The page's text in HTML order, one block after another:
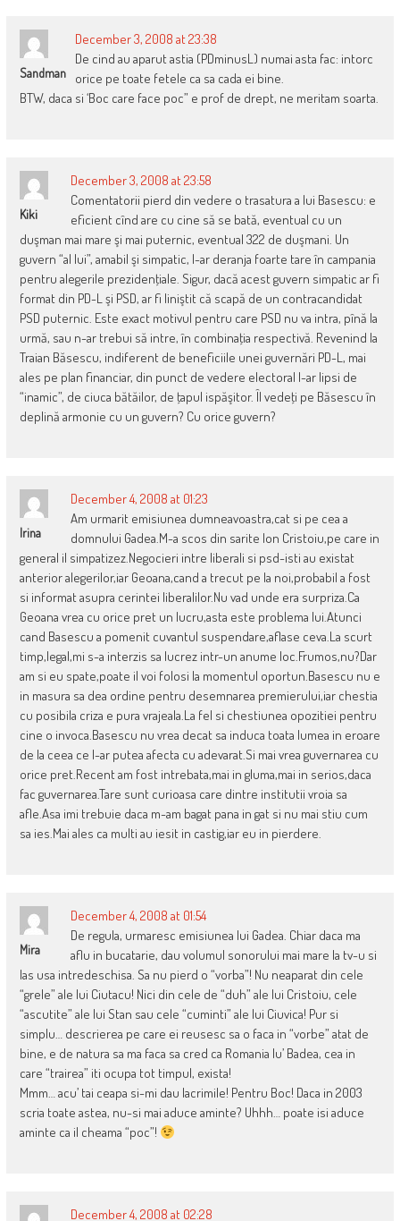
Sandman
December 3, 2008 at 23:38
De cind au aparut astia (PDminusL) numai asta fac: intorc
orice pe toate fetele ca sa cada ei bine.
BTW, daca si ‘Boc care face poc” e prof de drept, ne meritam soarta.
Kiki
December 3, 2008 at 23:58
Comentatorii pierd din vedere o trasatura a lui Basescu: e
eficient cînd are cu cine să se bată, eventual cu un
duşman mai mare şi mai puternic, eventual 322 de duşmani. Un
guvern “al lui”, amabil şi simpatic, l-ar deranja foarte tare în campania
pentru alegerile prezidenţiale. Sigur, dacă acest guvern simpatic ar fi
format din PD-L şi PSD, ar fi liniştit că scapă de un contracandidat
PSD puternic. Este exact motivul pentru care PSD nu va intra, pînă la
urmă, sau n-ar trebui să intre, în combinaţia respectivă. Revenind la
Traian Băsescu, indiferent de beneficiile unei guvernări PD-L, mai
ales pe plan financiar, din punct de vedere electoral l-ar lipsi de
“inamic”, de ciuca bătăilor, de ţapul ispăşitor. Îl vedeţi pe Băsescu în
deplină armonie cu un guvern? Cu orice guvern?
Irina
December 4, 2008 at 01:23
Am urmarit emisiunea dumneavoastra,cat si pe cea a
domnului Gadea.M-a scos din sarite Ion Cristoiu,pe care in
general il simpatizez.Negocieri intre liberali si psd-isti au existat
anterior alegerilor,iar Geoana,cand a trecut pe la noi,probabil a fost
si informat asupra cerintei liberalilor.Nu vad unde era surpriza.Ca
Geoana vrea cu orice pret un lucru,asta este problema lui.Atunci
cand Basescu a pomenit cuvantul suspendare,aflase ceva.La scurt
timp,legal,mi s-a interzis sa lucrez intr-un anume loc.Frumos,nu?Dar
am si eu spate,poate il voi folosi la momentul oportun.Basescu nu e
in masura sa dea ordine pentru desemnarea premierului,iar chestia
cu posibila criza e pura vrajeala.La fel si chestiunea opozitiei pentru
cine o invoca.Basescu nu vrea decat sa induca toata lumea in eroare
de la ceea ce l-ar putea afecta cu adevarat.Si mai vrea guvernarea cu
orice pret.Recent am fost intrebata,mai in gluma,mai in serios,daca
fac guvernarea.Tare sunt curioasa care dintre institutii vroia sa
afle.Asa imi trebuie daca m-am bagat pana in gat si nu mai stiu cum
sa ies.Mai ales ca multi au iesit in castig,iar eu in pierdere.
Mira
December 4, 2008 at 01:54
De regula, urmaresc emisiunea lui Gadea. Chiar daca ma
aflu in bucatarie, dau volumul sonorului mai mare la tv-u si
las usa intredeschisa. Sa nu pierd o “vorba”! Nu neaparat din cele
“grele” ale lui Ciutacu! Nici din cele de “duh” ale lui Cristoiu, cele
“ascutite” ale lui Stan sau cele “cuminti” ale lui Ciuvica! Pur si
simplu… descrierea pe care ei reusesc sa o faca in “vorbe” atat de
bine, e de natura sa ma faca sa cred ca Romania lu’ Badea, cea in
care “trairea” iti ocupa tot timpul, exista!
Mmm… acu’ tai ceapa si-mi dau lacrimile! Pentru Boc! Daca in 2003
scria toate astea, nu-si mai aduce aminte? Uhhh… poate isi aduce
aminte ca il cheama “poc”!
December 4, 2008 at 02:28